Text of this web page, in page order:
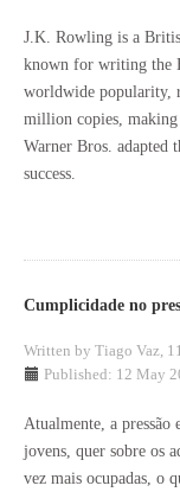
J.K. Rowling is a
known for writing the
worldwide popularity,
million copies,
Warner Bros. adapted
success.
Cumplicidade no
Written by Tiago Vaz,
Published: 12 May
Atualmente, a pressão
jovens, quer sobre os
vez mais ocupadas, o